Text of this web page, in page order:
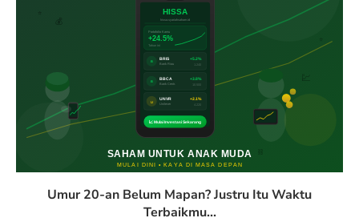
Umur 20-an Belum Mapan? Justru Itu Waktu
Terbaikmu...